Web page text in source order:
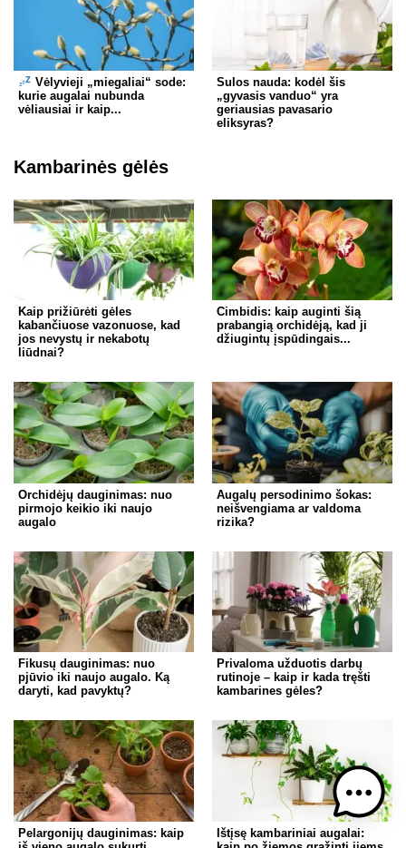
Vėlyvieji „miegaliai“ sode:
kurie augalai nubunda
vėliausiai ir kaip...
Sulos nauda: kodėl šis
„gyvasis vanduo“ yra
geriausias pavasario
eliksyras?
Kambarinės gėlės
Kaip prižiūrėti gėles
kabančiuose vazonuose, kad
jos nevystų ir nekabotų
liūdnai?
Cimbidis: kaip auginti šią
prabangią orchidėją, kad ji
džiugintų įspūdingais...
Orchidėjų dauginimas: nuo
pirmojo keikio iki naujo
augalo
Augalų persodinimo šokas:
neišvengiama ar valdoma
rizika?
Fikusų dauginimas: nuo
pjūvio iki naujo augalo. Ką
daryti, kad pavyktų?
Privaloma užduotis darbų
rutinoje – kaip ir kada tręšti
kambarines gėles?
Pelargonijų dauginimas: kaip
Ištįsę kambariniai augalai: